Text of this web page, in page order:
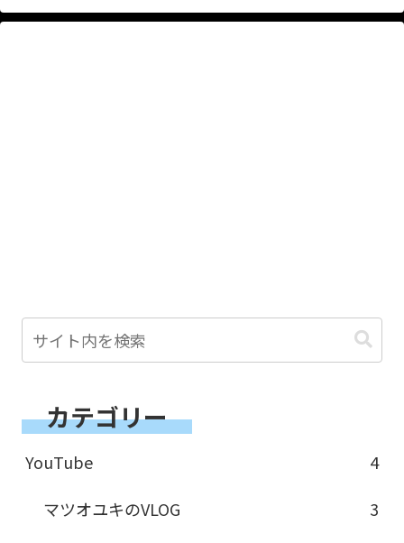
カテゴリー
YouTube
4
マツオユキのVLOG
3